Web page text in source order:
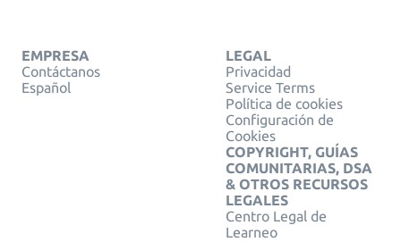
EMPRESA
Contáctanos
Español
LEGAL
Privacidad
Service Terms
Política de cookies
Configuración de
Cookies
COPYRIGHT, GUÍAS
COMUNITARIAS, DSA
& OTROS RECURSOS
LEGALES
Centro Legal de
Learneo